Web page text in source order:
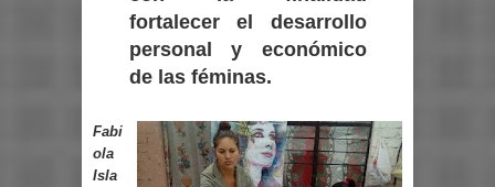
fortalecer el desarrollo
personal y económico
de las féminas.
Fabi
ola
Isla